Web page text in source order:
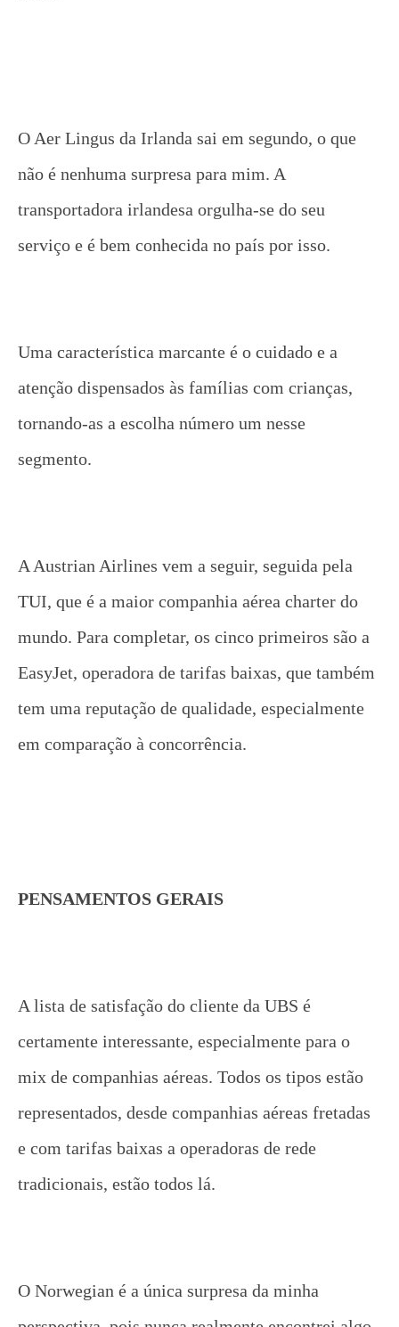
O Aer Lingus da Irlanda sai em segundo, o que
não é nenhuma surpresa para mim. A
transportadora irlandesa orgulha-se do seu
serviço e é bem conhecida no país por isso.
Uma característica marcante é o cuidado e a
atenção dispensados ​​às famílias com crianças,
tornando-as a escolha número um nesse
segmento.
A Austrian Airlines vem a seguir, seguida pela
TUI, que é a maior companhia aérea charter do
mundo. Para completar, os cinco primeiros são a
EasyJet, operadora de tarifas baixas, que também
tem uma reputação de qualidade, especialmente
em comparação à concorrência.
PENSAMENTOS GERAIS
A lista de satisfação do cliente da UBS é
certamente interessante, especialmente para o
mix de companhias aéreas. Todos os tipos estão
representados, desde companhias aéreas fretadas
e com tarifas baixas a operadoras de rede
tradicionais, estão todos lá.
O Norwegian é a única surpresa da minha